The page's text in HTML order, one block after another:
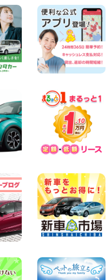
四日市インター店
100円レンタカー 四日市インター
2026年08月07日
季休暇のお知らせ 東京都
田両国店
100円レンタカー 墨田両国
2026年08月07日
河安城店 8月後半のレンタ
ーご予約受付中です! 愛知県
100円レンタカー 三河安城
2026年08月07日
盆シーズン空きあり!!100円
ンタカー兵庫駅前店OPEN!!
庫県 兵庫駅前店
100円レンタカー 兵庫駅前
2026年08月07日
田文花店
100円レンタカー 墨田文花
2026年08月07日
月 お盆休みのお知らせ 広島
ベイシティ宇品店
100円レンタカー ベイシティ宇品
2026年08月07日
浜弥生台店限定!!夏季特別
川県 横浜弥生台店
100円レンタカー 横浜弥生台
2026年08月07日